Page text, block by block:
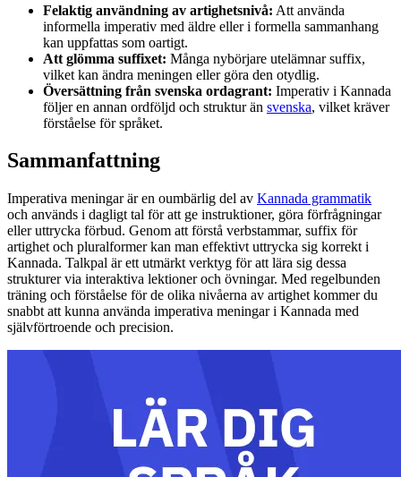
Felaktig användning av artighetsnivå: Att använda
informella imperativ med äldre eller i formella sammanhang
kan uppfattas som oartigt.
Att glömma suffixet: Många nybörjare utelämnar suffix,
vilket kan ändra meningen eller göra den otydlig.
Översättning från svenska ordagrant: Imperativ i Kannada
följer en annan ordföljd och struktur än svenska, vilket kräver
förståelse för språket.
Sammanfattning
Imperativa meningar är en oumbärlig del av Kannada grammatik
och används i dagligt tal för att ge instruktioner, göra förfrågningar
eller uttrycka förbud. Genom att förstå verbstammar, suffix för
artighet och pluralformer kan man effektivt uttrycka sig korrekt i
Kannada. Talkpal är ett utmärkt verktyg för att lära sig dessa
strukturer via interaktiva lektioner och övningar. Med regelbunden
träning och förståelse för de olika nivåerna av artighet kommer du
snabbt att kunna använda imperativa meningar i Kannada med
självförtroende och precision.